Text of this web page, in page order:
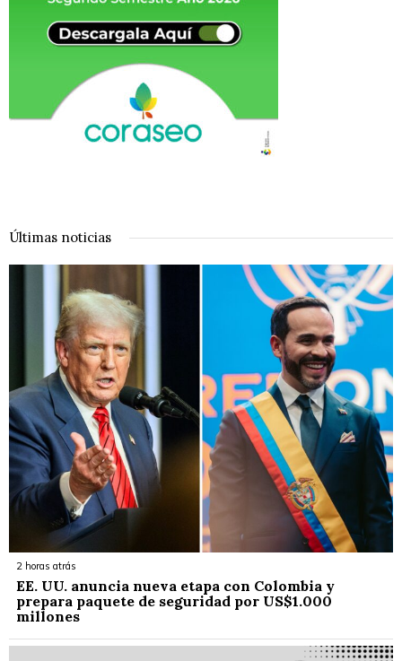
Últimas noticias
2 horas atrás
EE. UU. anuncia nueva etapa con Colombia y
prepara paquete de seguridad por US$1.000
millones